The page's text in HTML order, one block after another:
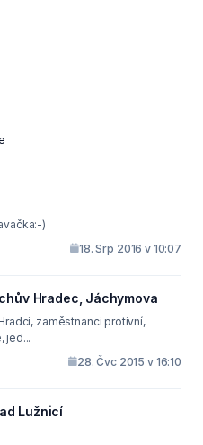
)
18. Srp 2016 v 10:07
Hradec, Jáchymova
zaměstnanci protivní,
jed...
28. Čvc 2015 v 16:10
Lužnicí